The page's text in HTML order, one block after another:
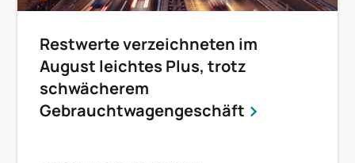
Restwerte verzeichneten im
August leichtes Plus, trotz
schwächerem
Gebrauchtwagengeschäft